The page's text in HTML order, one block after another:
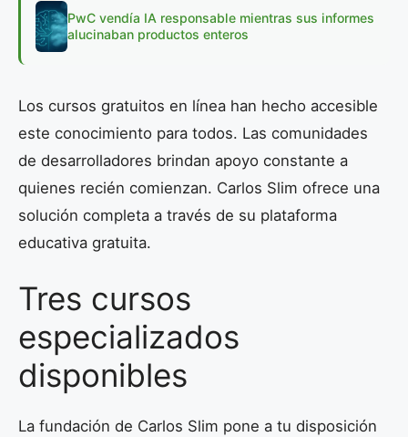
PwC vendía IA responsable mientras sus informes
alucinaban productos enteros
Los cursos gratuitos en línea han hecho accesible
este conocimiento para todos. Las comunidades
de desarrolladores brindan apoyo constante a
quienes recién comienzan. Carlos Slim ofrece una
solución completa a través de su plataforma
educativa gratuita.
Tres cursos
especializados
disponibles
La fundación de Carlos Slim pone a tu disposición